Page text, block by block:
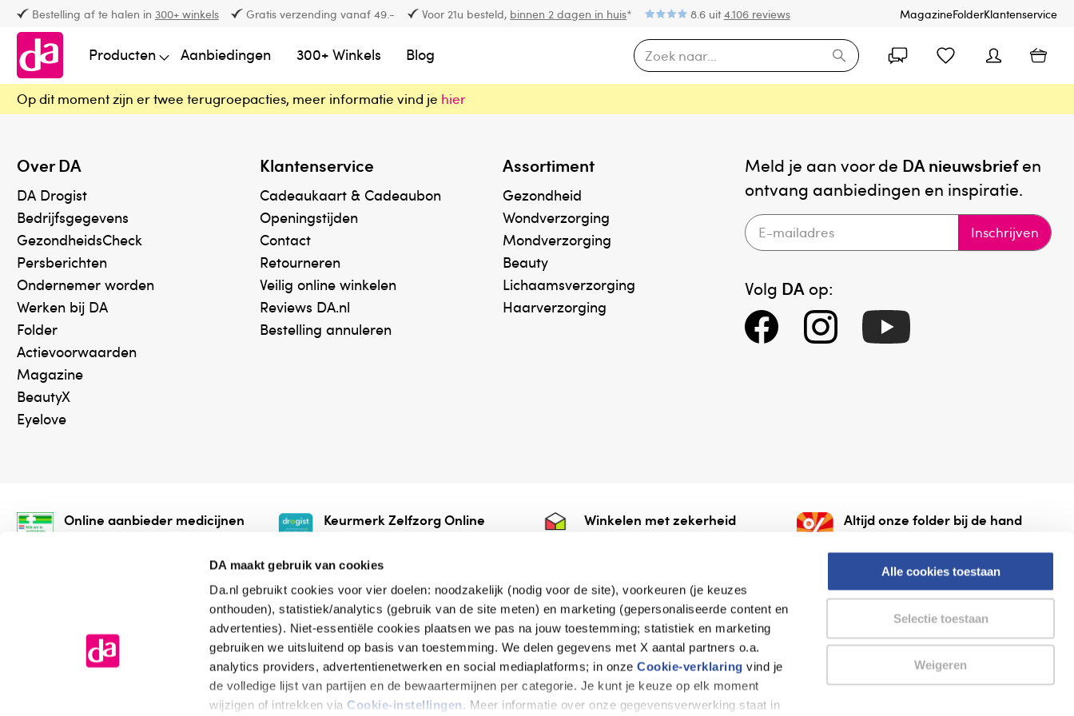
DA maakt gebruik van cookies
Da.nl gebruikt cookies voor vier doelen: noodzakelijk (nodig voor de site), voorkeuren (je keuzes
onthouden), statistiek/analytics (gebruik van de site meten) en marketing (gepersonaliseerde content en
advertenties). Niet-essentiële cookies plaatsen we pas na jouw toestemming; statistiek en marketing
gebruiken we uitsluitend op basis van toestemming. We delen gegevens met X aantal partners o.a.
analytics providers, advertentienetwerken en social mediaplatforms; in onzeCookie-verklaring vind je
de volledige lijst van partijen en de bewaartermijnen per categorie. Je kunt je keuze op elk moment
wijzigen of intrekken via Cookie-instellingen. Meer informatie over onze gegevensverwerking staat in
Alle cookies toestaan
Selectie toestaan
Weigeren
Bestelling af te halen in 300+ winkels Gratis verzending vanaf 49.- Voor 21u besteld, binnen 2 dagen in huis* 8.6 uit4.106 reviews MagazineFolderKlantenservice
Producten Aanbiedingen 300+ Winkels Blog
Op dit moment zijn er twee terugroepacties, meer informatie vind je hier
Over DA
DA Drogist
Bedrijfsgegevens
GezondheidsCheck
Persberichten
Ondernemer worden
Werken bij DA
Folder
Actievoorwaarden
Magazine
BeautyX
Eyelove
Klantenservice
Cadeaukaart & Cadeaubon
Openingstijden
Contact
Retourneren
Veilig online winkelen
Reviews DA.nl
Bestelling annuleren
Assortiment
Gezondheid
Wondverzorging
Mondverzorging
Beauty
Lichaamsverzorging
Haarverzorging
Meld je aan voor de DA nieuwsbriefen
ontvang aanbiedingen en inspiratie.
Inschrijven
Volg DA op:
Online aanbieder medicijnen
onze webshop mag verkopen.
Keurmerk Zelfzorg Online
online.
Winkelen met zekerheid Altijd onze folder bij de hand
AlleFolders.
de vriendelijke specialist
Algemene voorwaarden Cookieverklaring Disclaimer Privacy verklaring Thuiswinkel waarborg